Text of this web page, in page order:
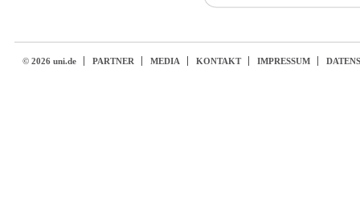
© 2026 uni.de PARTNER MEDIA KONTAKT IMPRESSUM